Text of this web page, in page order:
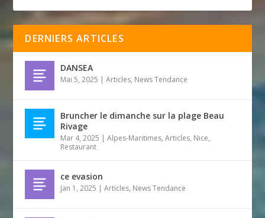
DERNIERS ARTICLES
DANSEA
Mai 5, 2025 |Articles, News Tendance
Bruncher le dimanche sur la plage Beau
Rivage
Mar 4, 2025 |Alpes-Maritimes,Articles, Nice,
Restaurant
ce evasion
Jan 1, 2025 |Articles, News Tendance